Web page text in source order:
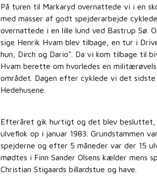
På turen til Markaryd overnattede vi i en
med masser af godt spejderarbejde
overnattede i en lille lund ved Bastrup Sø.
sige Henrik Hvam blev tilbage, en tur i
hun, Dirch og Dario". Da vi kom tilbage til
Hvam berette om hvorledes en
området. Dagen efter cyklede vi det
Hedehusene.
Efteråret gik hurtigt og det blev
ulveflok op i januar 1983. Grundstammen
spejderne og efter 5 måneder var der 15
mødtes i Finn Sander Olsens kælder mens
Christian Stigaards billardstue og have.